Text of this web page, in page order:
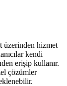
üzerinden hizmet
kendi
erişip kullanır.
çözümler